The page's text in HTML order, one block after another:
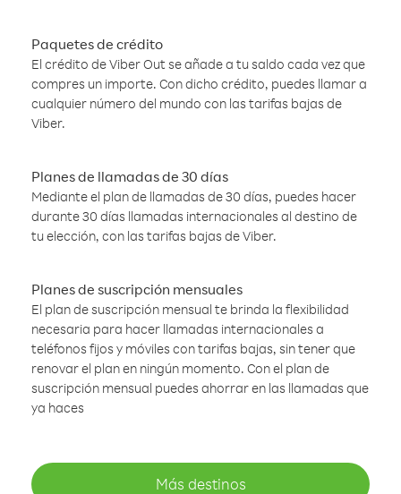
Paquetes de crédito
El crédito de Viber Out se añade a tu saldo cada vez que
compres un importe. Con dicho crédito, puedes llamar a
cualquier número del mundo con las tarifas bajas de
Viber.
Planes de llamadas de 30 días
Mediante el plan de llamadas de 30 días, puedes hacer
durante 30 días llamadas internacionales al destino de
tu elección, con las tarifas bajas de Viber.
Planes de suscripción mensuales
El plan de suscripción mensual te brinda la flexibilidad
necesaria para hacer llamadas internacionales a
teléfonos fijos y móviles con tarifas bajas, sin tener que
renovar el plan en ningún momento. Con el plan de
suscripción mensual puedes ahorrar en las llamadas que
ya haces
Más destinos